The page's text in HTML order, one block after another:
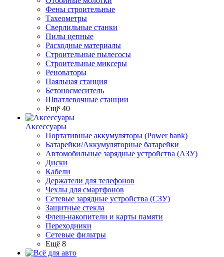
Фены строительные
Тахеометры
Сверлильные станки
Пилы цепные
Расходные материалы
Строительные пылесосы
Строительные миксеры
Реноваторы
Паяльная станция
Бетоносмеситель
Шпатлевочные станции
Ещё 40
Аксессуары
Портативные аккумуляторы (Power bank)
Батарейки/Аккумуляторные батарейки
Автомобильные зарядные устройства (АЗУ)
Диски
Кабели
Держатели для телефонов
Чехлы для смартфонов
Сетевые зарядные устройства (СЗУ)
Защитные стекла
Флеш-накопители и карты памяти
Переходники
Сетевые фильтры
Ещё 8